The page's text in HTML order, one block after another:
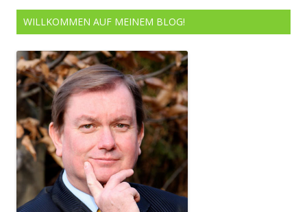
WILLKOMMEN AUF MEINEM BLOG!